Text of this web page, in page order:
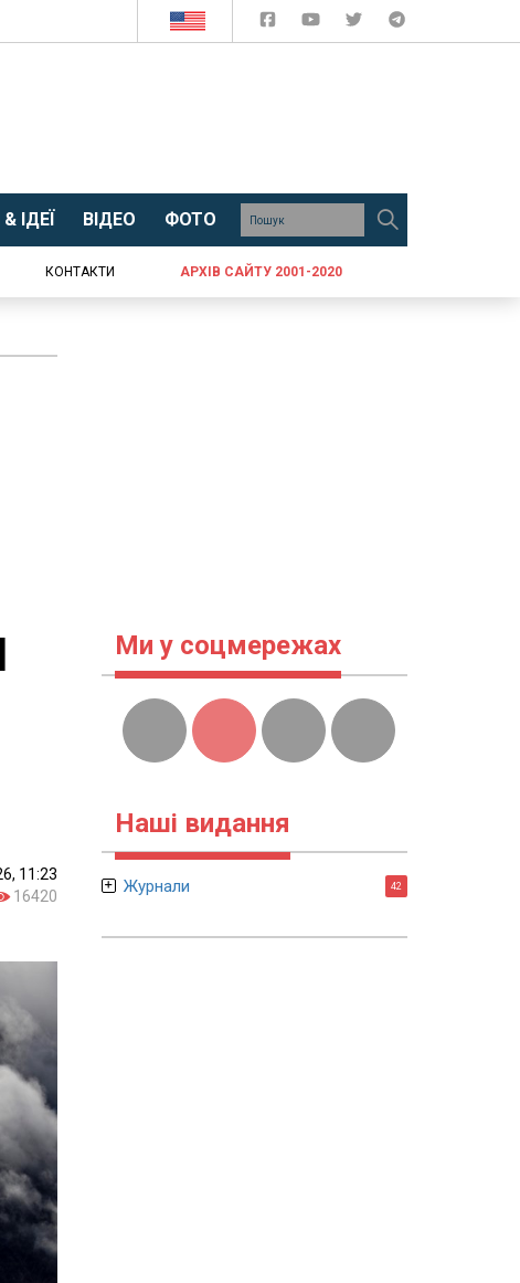
ІДЕЇ ВІДЕО ФОТО
КОНТАКТИ АРХІВ САЙТУ 2001-2020
11:23
16420
Ми у соцмережах
Наші видання
Журнали 42